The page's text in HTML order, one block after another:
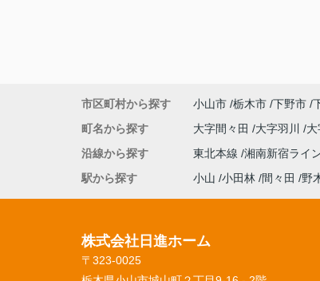
市区町村から探す 小山市 栃木市 下野市
町名から探す
大字間々田 大字羽川
沿線から探す
東北本線 湘南新宿ライ
駅から探す
小山 小田林 間々田 野
株式会社日進ホーム
〒323-0025